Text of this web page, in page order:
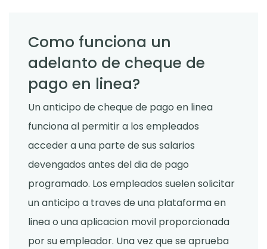
Como funciona un
adelanto de cheque de
pago en linea?
Un anticipo de cheque de pago en linea
funciona al permitir a los empleados
acceder a una parte de sus salarios
devengados antes del dia de pago
programado. Los empleados suelen solicitar
un anticipo a traves de una plataforma en
linea o una aplicacion movil proporcionada
por su empleador. Una vez que se aprueba